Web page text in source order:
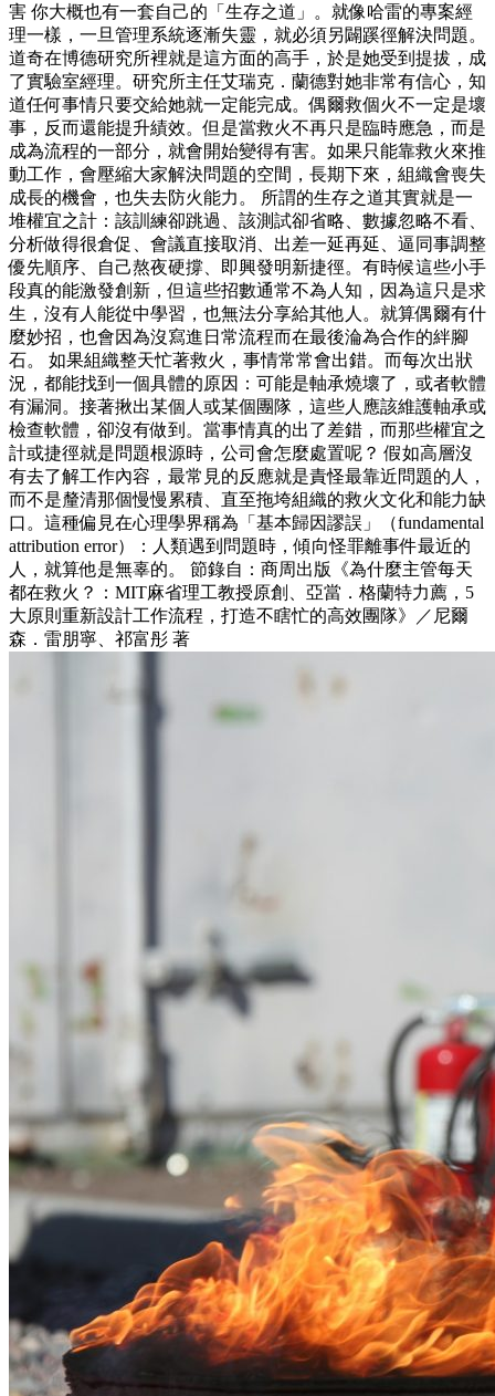
害 你大概也有一套自己的「生存之道」。就像哈雷的專案經
理一樣，一旦管理系統逐漸失靈，就必須另闢蹊徑解決問題。
道奇在博德研究所裡就是這方面的高手，於是她受到提拔，成
了實驗室經理。研究所主任艾瑞克．蘭德對她非常有信心，知
道任何事情只要交給她就一定能完成。偶爾救個火不一定是壞
事，反而還能提升績效。但是當救火不再只是臨時應急，而是
成為流程的一部分，就會開始變得有害。如果只能靠救火來推
動工作，會壓縮大家解決問題的空間，長期下來，組織會喪失
成長的機會，也失去防火能力。 所謂的生存之道其實就是一
堆權宜之計：該訓練卻跳過、該測試卻省略、數據忽略不看、
分析做得很倉促、會議直接取消、出差一延再延、逼同事調整
優先順序、自己熬夜硬撐、即興發明新捷徑。有時候這些小手
段真的能激發創新，但這些招數通常不為人知，因為這只是求
生，沒有人能從中學習，也無法分享給其他人。就算偶爾有什
麼妙招，也會因為沒寫進日常流程而在最後淪為合作的絆腳
石。 如果組織整天忙著救火，事情常常會出錯。而每次出狀
況，都能找到一個具體的原因：可能是軸承燒壞了，或者軟體
有漏洞。接著揪出某個人或某個團隊，這些人應該維護軸承或
檢查軟體，卻沒有做到。當事情真的出了差錯，而那些權宜之
計或捷徑就是問題根源時，公司會怎麼處置呢？ 假如高層沒
有去了解工作內容，最常見的反應就是責怪最靠近問題的人，
而不是釐清那個慢慢累積、直至拖垮組織的救火文化和能力缺
口。這種偏見在心理學界稱為「基本歸因謬誤」（fundamental
attribution error）：人類遇到問題時，傾向怪罪離事件最近的
人，就算他是無辜的。 節錄自：商周出版《為什麼主管每天
都在救火？：MIT麻省理工教授原創、亞當．格蘭特力薦，5
大原則重新設計工作流程，打造不瞎忙的高效團隊》／尼爾
森．雷朋寧、祁富彤 著